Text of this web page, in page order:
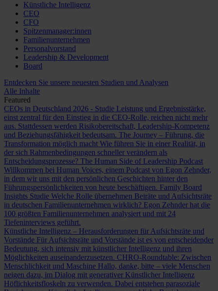
Künstliche Intelligenz
CEO
CFO
Spitzenmanager:innen
Familienunternehmen
Personalvorstand
Leadership & Development
Board
Entdecken Sie unsere neuesten Studien und Analysen
Alle Inhalte
Featured
CEOs in Deutschland 2026 - Studie Leistung und Ergebnisstärke,
einst zentral für den Einstieg in die CEO-Rolle, reichen nicht mehr
aus. Stattdessen werden Risikobereitschaft, Leadership-Kompetenz
und Beziehungsfähigkeit bedeutsam. The Journey – Führung, die
Transformation möglich macht Wie führen Sie in einer Realität, in
der sich Rahmenbedingungen schneller verändern als
Entscheidungsprozesse? The Human Side of Leadership Podcast
Willkommen bei Human Voices, einem Podcast von Egon Zehnder,
in dem wir uns mit den persönlichen Geschichten hinter den
Führungspersönlichkeiten von heute beschäftigen. Family Board
Insights Studie Welche Rolle übernehmen Beiräte und Aufsichtsräte
in deutschen Familienunternehmen wirklich? Egon Zehnder hat die
100 größten Familienunternehmen analysiert und mit 24
Tiefeninterviews geführt.
Künstliche Intelligenz – Herausforderungen für Aufsichtsräte und
Vorstände Für Aufsichtsräte und Vorstände ist es von entscheidender
Bedeutung, sich intensiv mit künstlicher Intelligenz und ihren
Möglichkeiten auseinanderzusetzen. CHRO-Roundtable: Zwischen
Menschlichkeit und Maschine Hallo, danke, bitte – viele Menschen
neigen dazu, im Dialog mit generativer Künstlicher Intelligenz
Höflichkeitsfloskeln zu verwenden. Dabei entstehen parasoziale